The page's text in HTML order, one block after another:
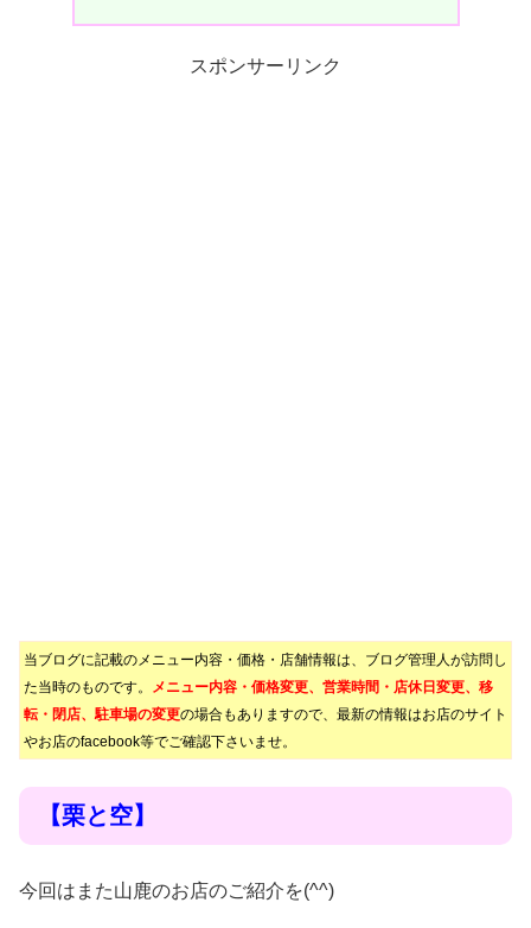
スポンサーリンク
当ブログに記載のメニュー内容・価格・店舗情報は、ブログ管理人が訪問し
た当時のものです。 メニュー内容・価格変更、営業時間・店休日変更、移
転・閉店、駐車場の変更の場合もありますので、最新の情報はお店のサイト
やお店のfacebook等でご確認下さいませ。
【栗と空】
今回はまた山鹿のお店のご紹介を(^^)